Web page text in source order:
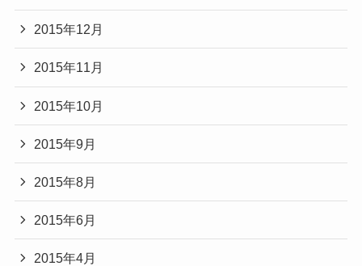
2015年12月
2015年11月
2015年10月
2015年9月
2015年8月
2015年6月
2015年4月